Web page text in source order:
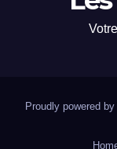
Proudly powered